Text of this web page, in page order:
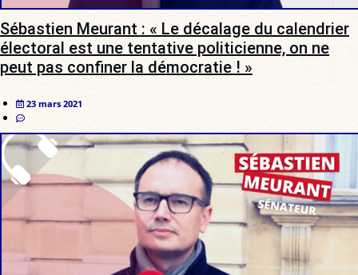
Sébastien Meurant : « Le décalage du calendrier
électoral est une tentative politicienne, on ne
peut pas confiner la démocratie ! »
23 mars 2021